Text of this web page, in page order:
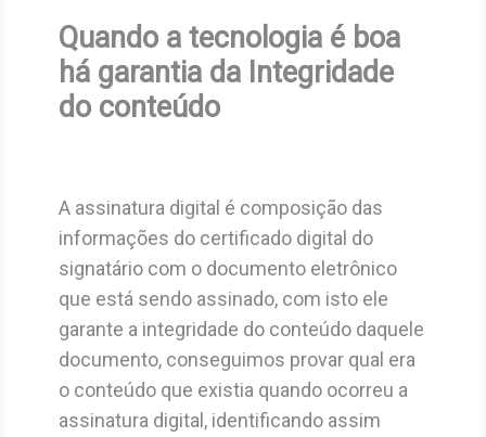
Quando a tecnologia é boa
há garantia da Integridade
do conteúdo
A assinatura digital é composição das
informações do certificado digital do
signatário com o documento eletrônico
que está sendo assinado, com isto ele
garante a integridade do conteúdo daquele
documento, conseguimos provar qual era
o conteúdo que existia quando ocorreu a
assinatura digital, identificando assim